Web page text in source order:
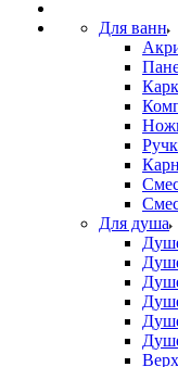
Для ванн
Для душа